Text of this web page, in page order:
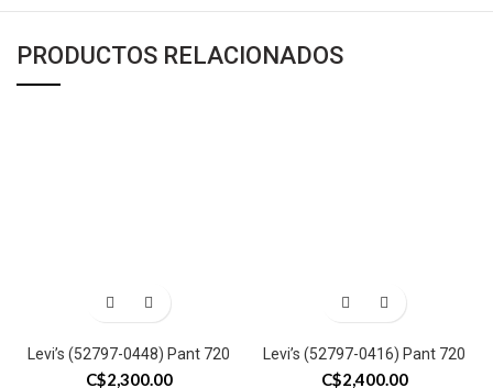
PRODUCTOS RELACIONADOS
Levi’s (52797-0448) Pant 720
C$2,300.00
Levi’s (52797-0416) Pant 720
C$2,400.00